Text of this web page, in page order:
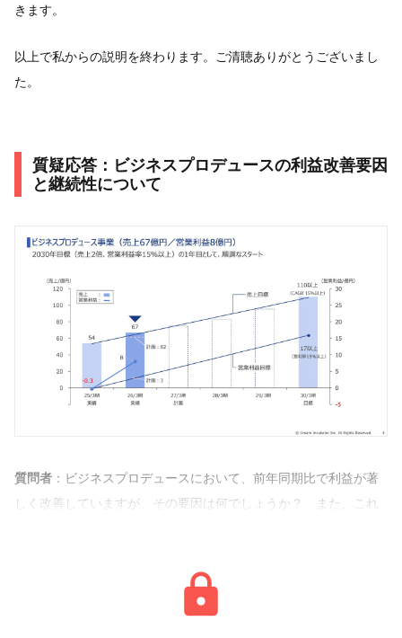
きます。
以上で私からの説明を終わります。ご清聴ありがとうございまし
た。
質疑応答：ビジネスプロデュースの利益改善要因
と継続性について
質問者 ：ビジネスプロデュースにおいて、前年同期比で利益が著
しく改善していますが、その要因は何でしょうか？ また、これ